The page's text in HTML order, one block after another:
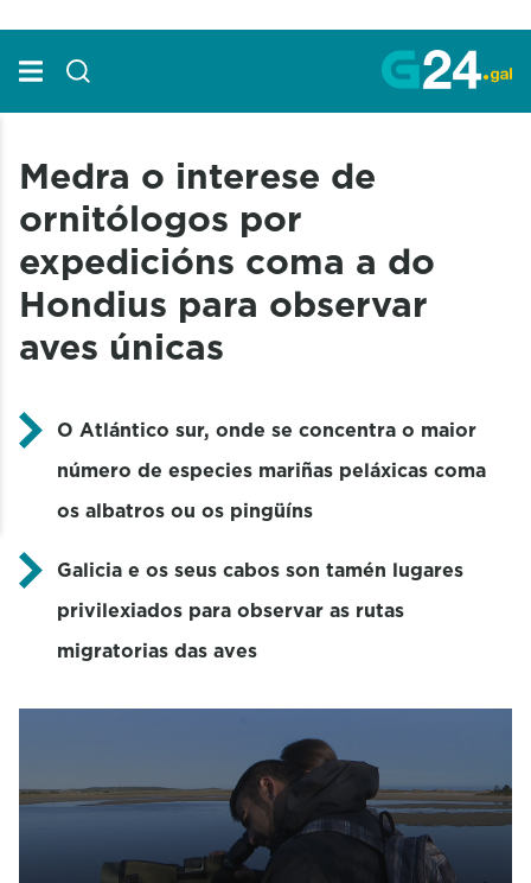
Medra o interese de
ornitólogos por
expedicións coma a do
Hondius para observar
aves únicas
O Atlántico sur, onde se concentra o maior
número de especies mariñas peláxicas coma
os albatros ou os pingüíns
Galicia e os seus cabos son tamén lugares
privilexiados para observar as rutas
migratorias das aves